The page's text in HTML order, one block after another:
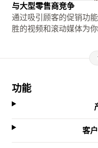
与大型零售商竞争
通过吸引顾客的促销功
胜的视频和滚动媒体为你
功能
客